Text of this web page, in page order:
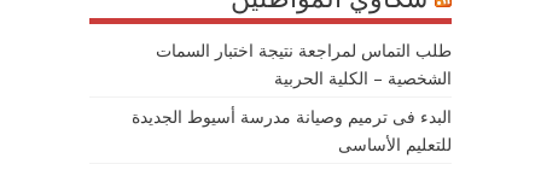
طلب التماس لمراجعة نتيجة اختبار السمات
الشخصية – الكلية الحربية
البدء فى ترميم وصيانة مدرسة أسيوط الجديدة
للتعليم الأساسى